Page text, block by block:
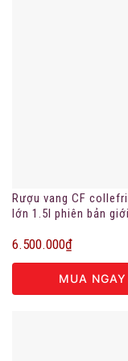
Rượu vang CF
lớn 1.5l phiên bản
6.500.000₫
MUA NGAY